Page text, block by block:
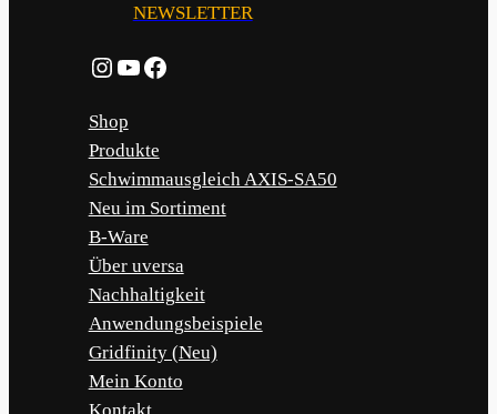
NEWSLETTER
Instagram
YouTube
Facebook
Shop
Produkte
Schwimmausgleich AXIS-SA50
Neu im Sortiment
B-Ware
Über uversa
Nachhaltigkeit
Anwendungsbeispiele
Gridfinity (Neu)
Mein Konto